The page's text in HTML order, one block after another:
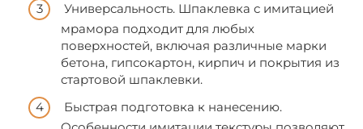
Универсальность. Шпаклевка с имитацией
мрамора подходит для любых
поверхностей, включая различные марки
бетона, гипсокартон, кирпич и покрытия из
стартовой шпаклевки.
Быстрая подготовка к нанесению.